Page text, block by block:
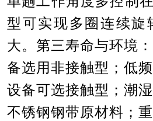
型可实现多圈连续旋
大。第三寿命与环境
备选用非接触型；低
设备可选接触型；潮
不锈钢钢带原材料；